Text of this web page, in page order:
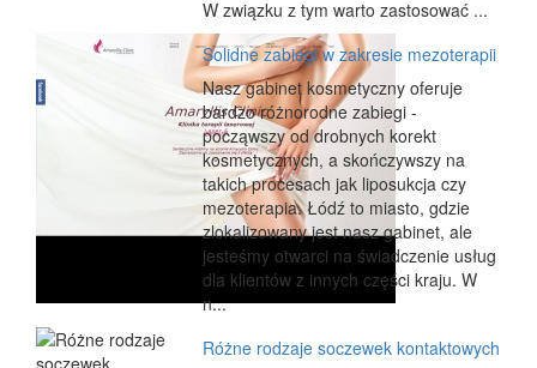
W związku z tym warto zastosować ...
Solidne zabiegi w zakresie mezoterapii
Nasz gabinet kosmetyczny oferuje
bardzo różnorodne zabiegi -
począwszy od drobnych korekt
kosmetycznych, a skończywszy na
takich procesach jak liposukcja czy
mezoterapia. Łódź to miasto, gdzie
zlokalizowany jest nasz gabinet, ale
jesteśmy otwarci na świadczenie usług
dla klientów z innych części kraju. W
n...
Różne rodzaje soczewek kontaktowych